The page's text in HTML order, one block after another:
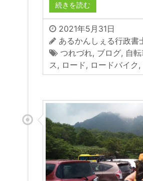
続きを読む
2021年5月31日
あるかんしぇる行政書
つれづれ, ブログ, 自
ス, ロード, ロードバイク ,